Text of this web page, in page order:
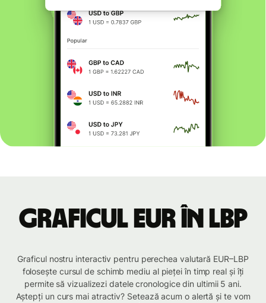
Graficul EUR în LBP
Graficul nostru interactiv pentru perechea valutară EUR–LBP
folosește cursul de schimb mediu al pieței în timp real și îți
permite să vizualizezi datele cronologice din ultimii 5 ani.
Aștepți un curs mai atractiv? Setează acum o alertă și te vom